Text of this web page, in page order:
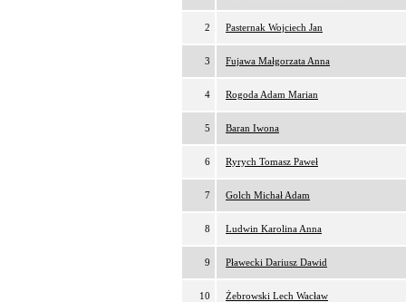
2 Pasternak Wojciech Jan
3 Fujawa Małgorzata Anna
4 Rogoda Adam Marian
5 Baran Iwona
6 Ryrych Tomasz Paweł
7 Golch Michał Adam
8 Ludwin Karolina Anna
9 Pławecki Dariusz Dawid
10 Żebrowski Lech Wacław